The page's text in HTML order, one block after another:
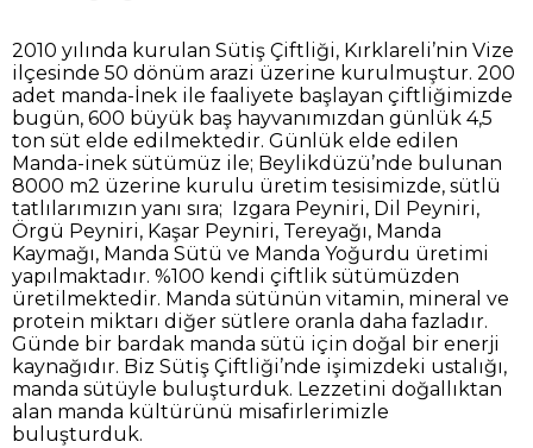
2010 yılında kurulan Sütiş Çiftliği, Kırklareli’nin Vize
ilçesinde 50 dönüm arazi üzerine kurulmuştur. 200
adet manda-İnek ile faaliyete başlayan çiftliğimizde
bugün, 600 büyük baş hayvanımızdan günlük 4,5
ton süt elde edilmektedir. Günlük elde edilen
Manda-inek sütümüz ile; Beylikdüzü’nde bulunan
8000 m2 üzerine kurulu üretim tesisimizde, sütlü
tatlılarımızın yanı sıra; Izgara Peyniri, Dil Peyniri,
Örgü Peyniri, Kaşar Peyniri, Tereyağı, Manda
Kaymağı, Manda Sütü ve Manda Yoğurdu üretimi
yapılmaktadır. %100 kendi çiftlik sütümüzden
üretilmektedir. Manda sütünün vitamin, mineral ve
protein miktarı diğer sütlere oranla daha fazladır.
Günde bir bardak manda sütü için doğal bir enerji
kaynağıdır. Biz Sütiş Çiftliği’nde işimizdeki ustalığı,
manda sütüyle buluşturduk. Lezzetini doğallıktan
alan manda kültürünü misafirlerimizle
buluşturduk.